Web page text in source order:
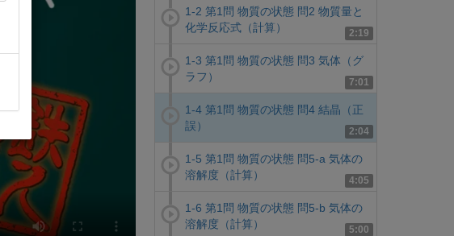
2:19
1-2 第1問 物質の状態 問2 物質量と
化学反応式（計算）
7:01
1-3 第1問 物質の状態 問3 気体（グ
ラフ）
2:04
1-4 第1問 物質の状態 問4 結晶（正
誤）
4:05
1-5 第1問 物質の状態 問5-a 気体の
溶解度（計算）
5:00
1-6 第1問 物質の状態 問5-b 気体の
溶解度（計算）